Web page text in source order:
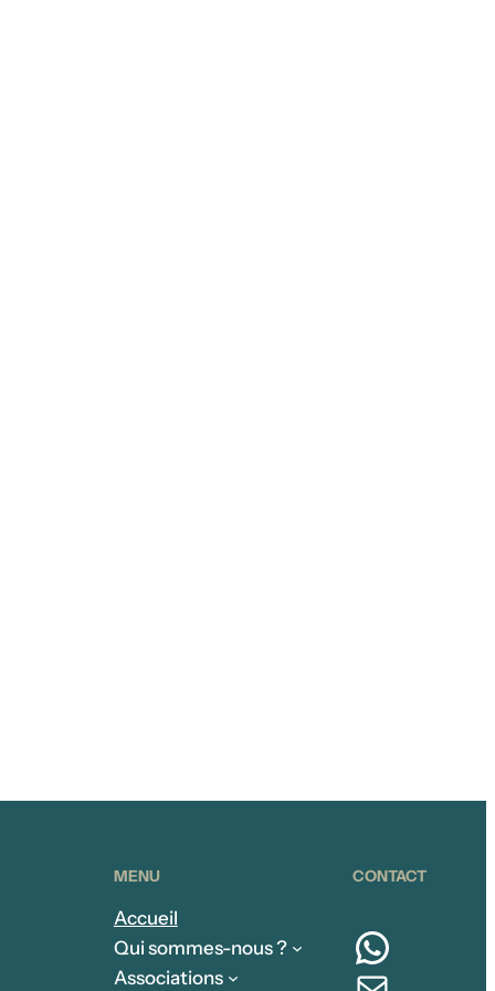
MENU
Accueil
Qui sommes-nous ?
Associations
CONTACT